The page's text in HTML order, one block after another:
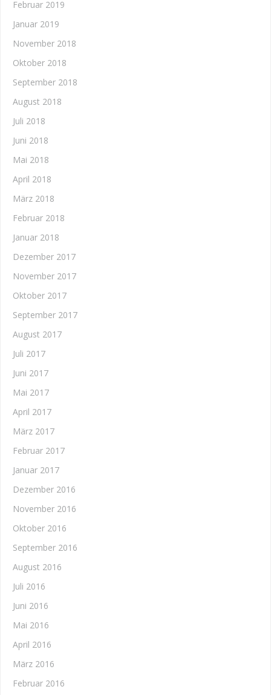
Februar 2019
Januar 2019
November 2018
Oktober 2018
September 2018
August 2018
Juli 2018
Juni 2018
Mai 2018
April 2018
März 2018
Februar 2018
Januar 2018
Dezember 2017
November 2017
Oktober 2017
September 2017
August 2017
Juli 2017
Juni 2017
Mai 2017
April 2017
März 2017
Februar 2017
Januar 2017
Dezember 2016
November 2016
Oktober 2016
September 2016
August 2016
Juli 2016
Juni 2016
Mai 2016
April 2016
März 2016
Februar 2016